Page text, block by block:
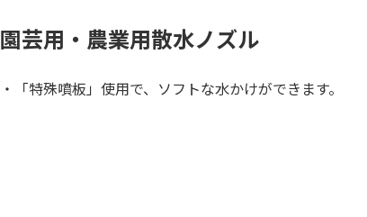
園芸用・農業用散水ノズル
・「特殊噴板」使用で、ソフトな水かけができます。